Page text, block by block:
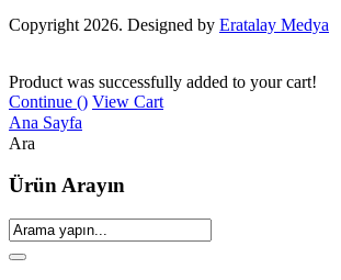
Copyright 2026. Designed by Eratalay Medya
Product was successfully added to your cart!
Continue () View Cart
Ana Sayfa
Ara
Ürün Arayın